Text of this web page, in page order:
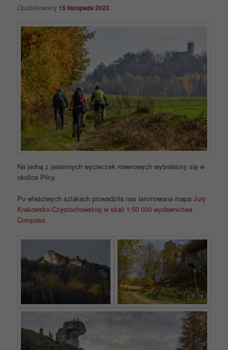
Opublikowany 15 listopada 2022
Na jedną z jesiennych wycieczek rowerowych wybraliśmy się w
okolice Pilcy.
Po właściwych szlakach prowadziła nas laminowana mapaJury
Krakowsko-Częstochowskiej w skali 1:50 000 wydawnictwa
Compass.